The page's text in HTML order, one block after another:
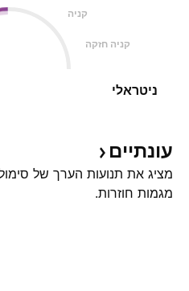
קניה
קניה חזקה
ניטראלי
עונתיים
מציג את תנועות הערך של
מגמות חוזרות.